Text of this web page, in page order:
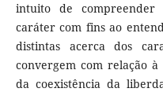
intuito de
caráter com fins ao
distintas acerca dos
convergem com relação
da coexistência da